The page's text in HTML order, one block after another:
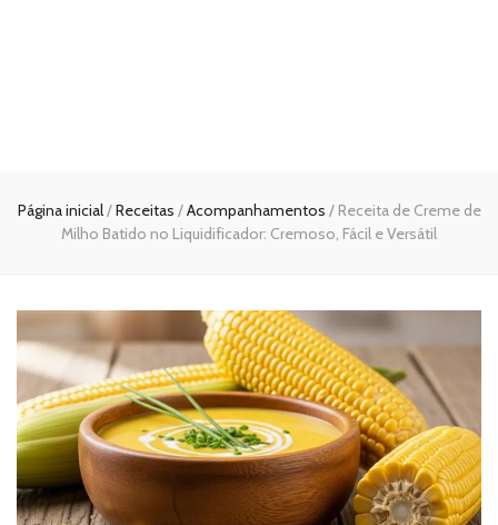
Página inicial/Receitas /Acompanhamentos / Receita de Creme de
Milho Batido no Liquidificador: Cremoso, Fácil e Versátil